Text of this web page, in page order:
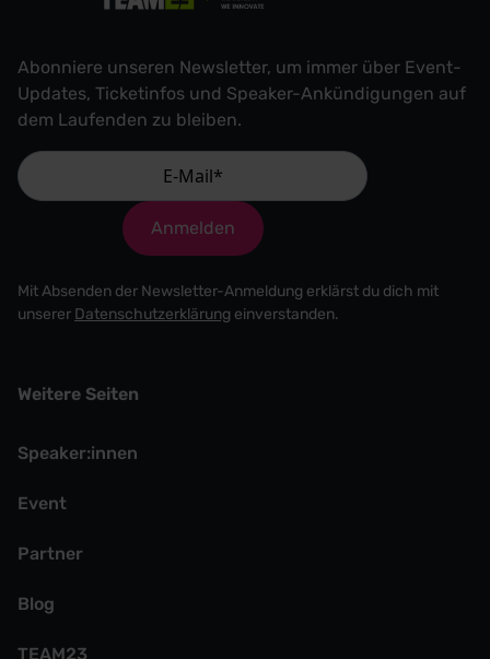
Abonniere unseren Newsletter, um immer über Event-
Updates, Ticketinfos und Speaker-Ankündigungen auf
dem Laufenden zu bleiben.
Anmelden
Mit Absenden der Newsletter-Anmeldung erklärst du dich mit
unserer Datenschutzerklärung einverstanden.
Weitere Seiten
Speaker:innen
Event
Partner
Blog
TEAM23